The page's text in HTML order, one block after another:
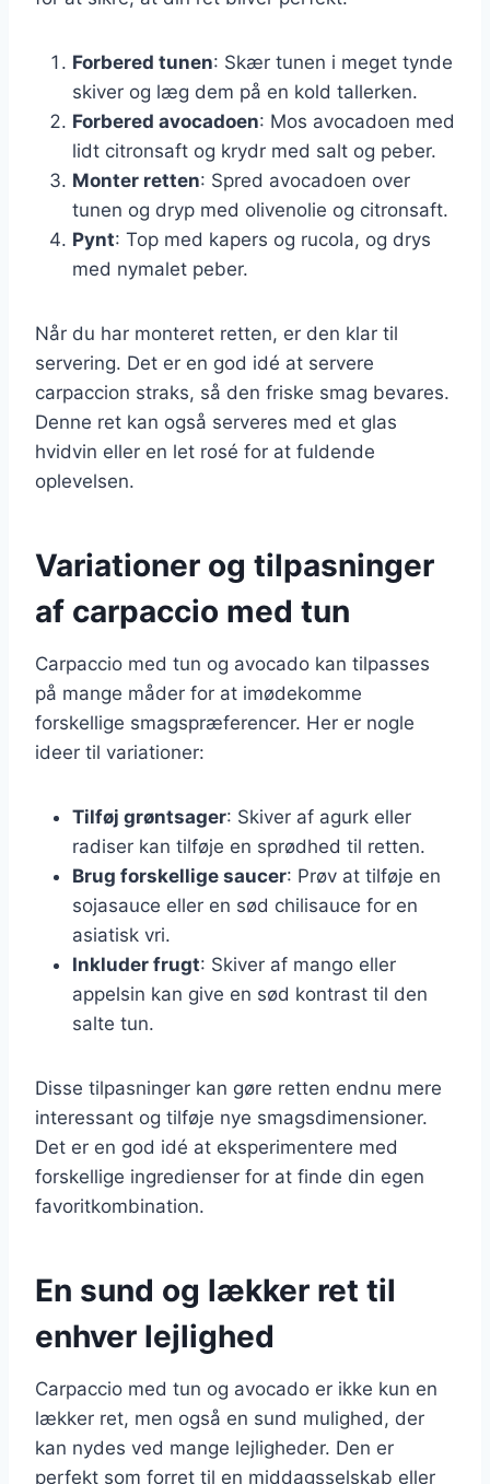
Forbered tunen: Skær tunen i meget tynde
skiver og læg dem på en kold tallerken.
Forbered avocadoen: Mos avocadoen med
lidt citronsaft og krydr med salt og peber.
Monter retten: Spred avocadoen over
tunen og dryp med olivenolie og citronsaft.
Pynt: Top med kapers og rucola, og drys
med nymalet peber.
Når du har monteret retten, er den klar til
servering. Det er en god idé at servere
carpaccion straks, så den friske smag bevares.
Denne ret kan også serveres med et glas
hvidvin eller en let rosé for at fuldende
oplevelsen.
Variationer og tilpasninger
af carpaccio med tun
Carpaccio med tun og avocado kan tilpasses
på mange måder for at imødekomme
forskellige smagspræferencer. Her er nogle
ideer til variationer:
Tilføj grøntsager: Skiver af agurk eller
radiser kan tilføje en sprødhed til retten.
Brug forskellige saucer: Prøv at tilføje en
sojasauce eller en sød chilisauce for en
asiatisk vri.
Inkluder frugt: Skiver af mango eller
appelsin kan give en sød kontrast til den
salte tun.
Disse tilpasninger kan gøre retten endnu mere
interessant og tilføje nye smagsdimensioner.
Det er en god idé at eksperimentere med
forskellige ingredienser for at finde din egen
favoritkombination.
En sund og lækker ret til
enhver lejlighed
Carpaccio med tun og avocado er ikke kun en
lækker ret, men også en sund mulighed, der
kan nydes ved mange lejligheder. Den er
perfekt som forret til en middagsselskab eller